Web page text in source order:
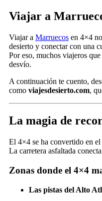
Viajar a
Viajar a Marruecos en 4×4
desierto y conectar con una
Por eso, muchos viajeros
desvío.
A continuación te cuento,
como viajesdesierto.com,
La magia de
El 4×4 se ha convertido en
La carretera asfaltada
Zonas donde el 4×4
Las pistas del Alto